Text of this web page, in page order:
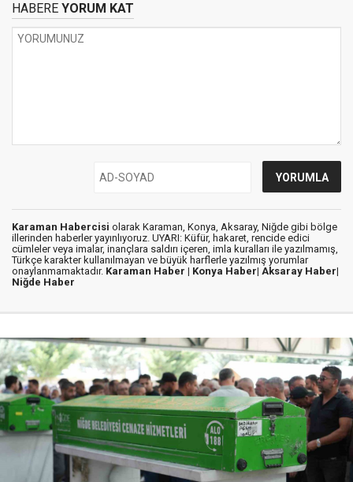
HABERE YORUM KAT
Karaman Habercisi olarak Karaman, Konya, Aksaray, Niğde gibi bölge
illerinden haberler yayınlıyoruz. UYARI: Küfür, hakaret, rencide edici
cümleler veya imalar, inançlara saldırı içeren, imla kuralları ile yazılmamış,
Türkçe karakter kullanılmayan ve büyük harflerle yazılmış yorumlar
onaylanmamaktadır. Karaman Haber | Konya Haber| Aksaray Haber|
Niğde Haber